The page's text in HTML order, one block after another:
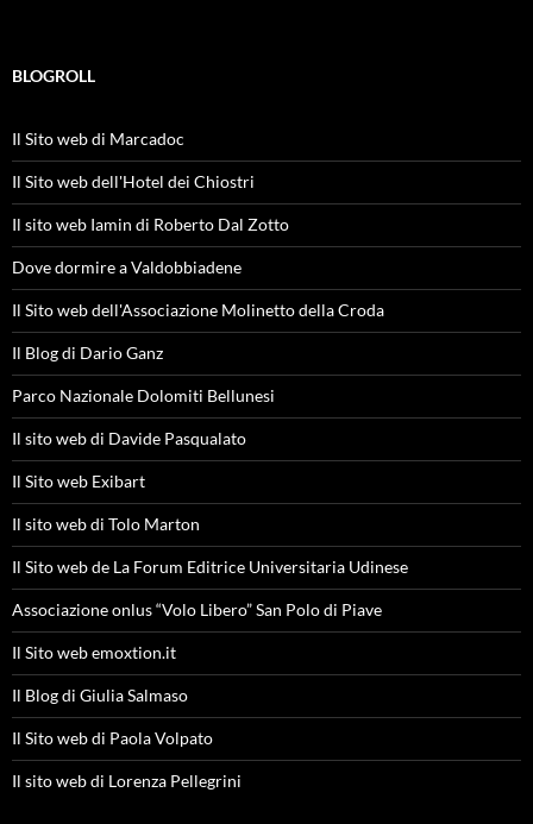
BLOGROLL
Il Sito web di Marcadoc
Il Sito web dell'Hotel dei Chiostri
Il sito web Iamin di Roberto Dal Zotto
Dove dormire a Valdobbiadene
Il Sito web dell'Associazione Molinetto della Croda
Il Blog di Dario Ganz
Parco Nazionale Dolomiti Bellunesi
Il sito web di Davide Pasqualato
Il Sito web Exibart
Il sito web di Tolo Marton
Il Sito web de La Forum Editrice Universitaria Udinese
Associazione onlus “Volo Libero” San Polo di Piave
Il Sito web emoxtion.it
Il Blog di Giulia Salmaso
Il Sito web di Paola Volpato
Il sito web di Lorenza Pellegrini